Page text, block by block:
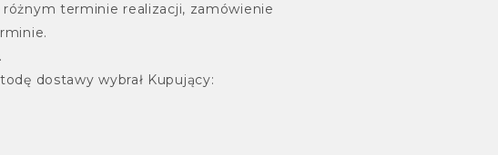
terminie realizacji, zamówienie
dostawy wybrał Kupujący: